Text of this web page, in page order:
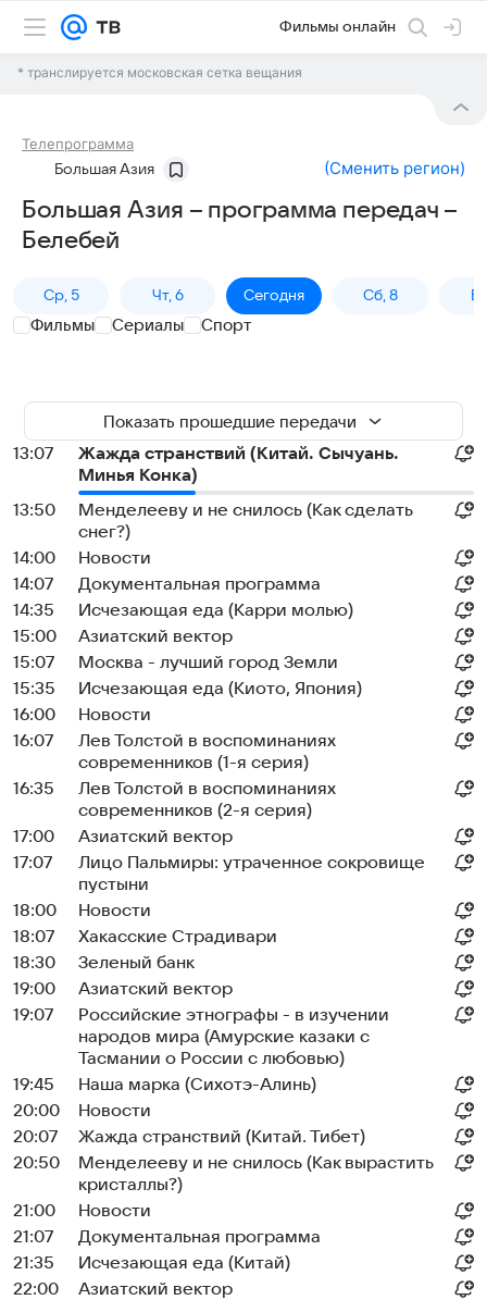
Фильмы онлайн
* транслируется московская сетка вещания
Телепрограмма
Большая Азия (Сменить регион)
Большая Азия – программа передач –
Белебей
Ср, 5 Чт, 6 Сегодня Сб, 8
Фильмы Сериалы Спорт
Показать прошедшие передачи
13:07
Жажда странствий (Китай. Сычуань.
Минья Конка)
13:50
Менделееву и не снилось (Как сделать
снег?)
14:00
Новости
14:07
Документальная программа
14:35
Исчезающая еда (Карри молью)
15:00
Азиатский вектор
15:07
Москва - лучший город Земли
15:35
Исчезающая еда (Киото, Япония)
16:00
Новости
16:07
Лев Толстой в воспоминаниях
современников (1-я серия)
16:35
Лев Толстой в воспоминаниях
современников (2-я серия)
17:00
Азиатский вектор
17:07
Лицо Пальмиры: утраченное сокровище
пустыни
18:00
Новости
18:07
Хакасские Страдивари
18:30
Зеленый банк
19:00
Азиатский вектор
19:07
Российские этнографы - в изучении
народов мира (Амурские казаки с
Тасмании о России с любовью)
19:45
Наша марка (Сихотэ-Алинь)
20:00
Новости
20:07
Жажда странствий (Китай. Тибет)
20:50
Менделееву и не снилось (Как вырастить
кристаллы?)
21:00
Новости
21:07
Документальная программа
21:35
Исчезающая еда (Китай)
22:00
Азиатский вектор